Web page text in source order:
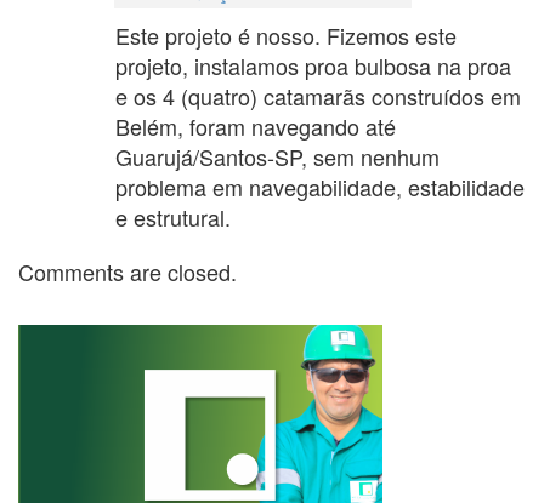
Este projeto é nosso. Fizemos este
projeto, instalamos proa bulbosa na proa
e os 4 (quatro) catamarãs construídos em
Belém, foram navegando até
Guarujá/Santos-SP, sem nenhum
problema em navegabilidade, estabilidade
e estrutural.
Comments are closed.